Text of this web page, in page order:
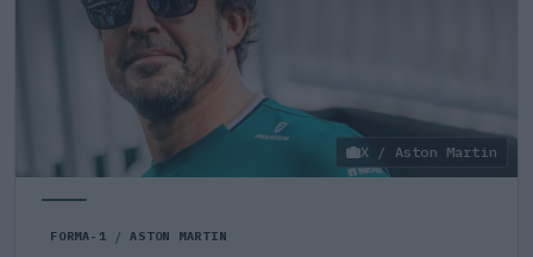
X / Aston Martin
FORMA-1 / ASTON MARTIN